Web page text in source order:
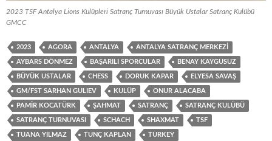
2023 TSF Antalya Lions Kulüpleri Satranç Turnuvası Büyük Ustalar Satranç Kulübü
GMCC
2023 AGORA ANTALYA ANTALYA SATRANÇ MERKEZI
AYBARS DÖNMEZ BAŞARILI SPORCULAR BENAY KAYGUSUZ
BÜYÜK USTALAR CHESS DORUK KAPAR ELYESA SAVAŞ
GM/FST SARHAN GULIEV KULÜP ONUR ALACABA
PAMIR KOCATÜRK ŞAHMAT SATRANÇ SATRANÇ KULÜBÜ
SATRANÇ TURNUVASI SCHACH SHAXMAT TSF
TUANA YILMAZ TUNÇ KAPLAN TURKEY